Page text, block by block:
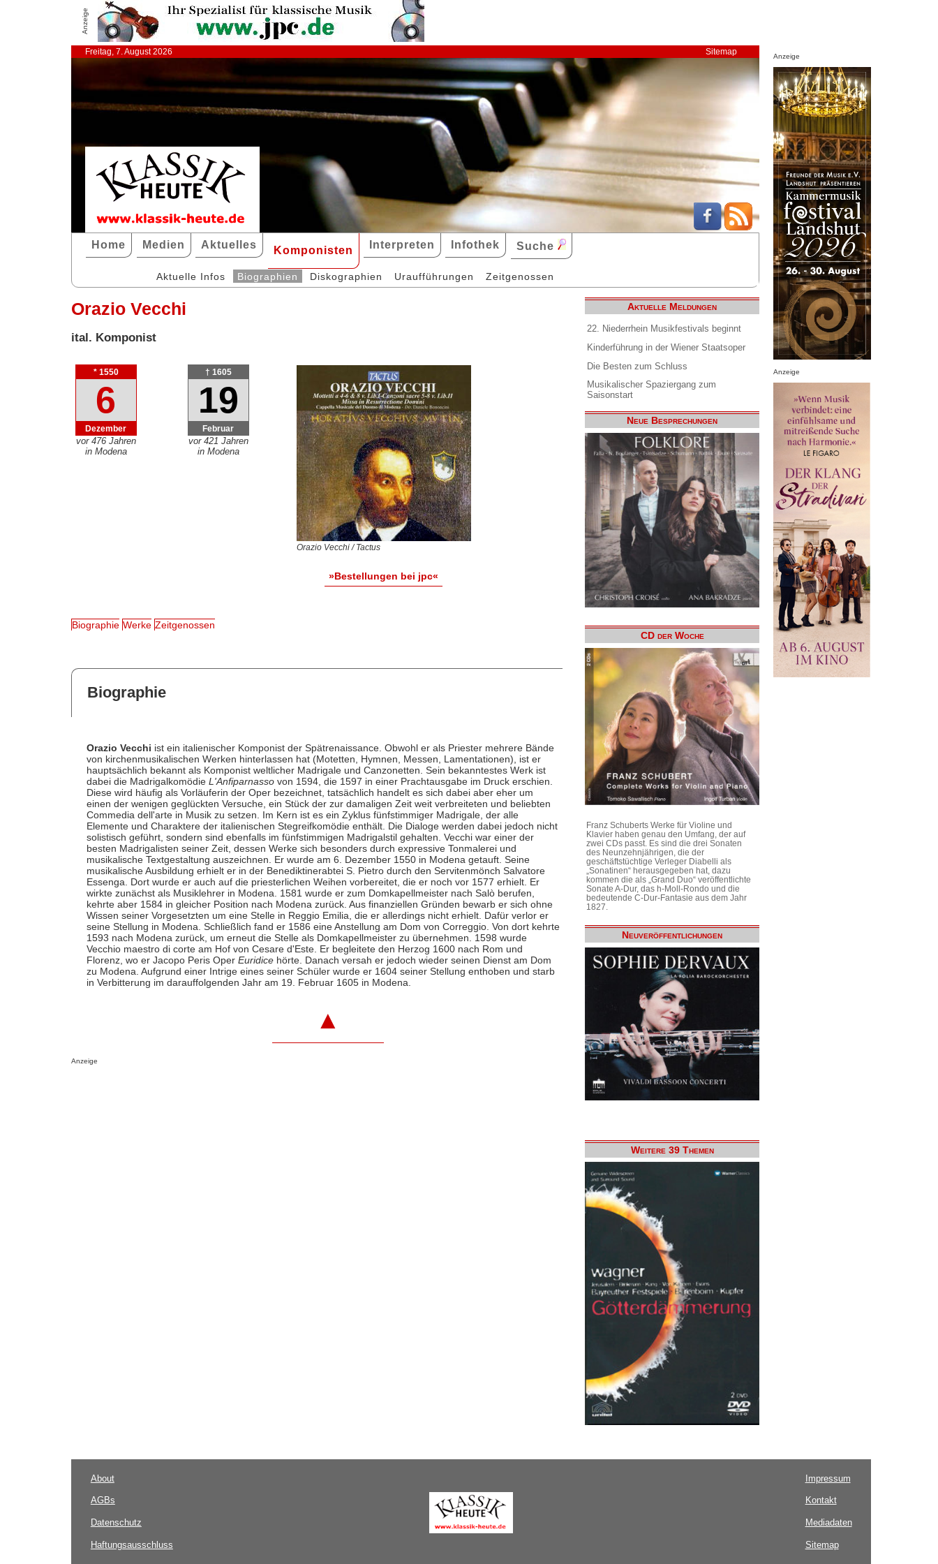
Anzeige
Freitag, 7. August 2026 Sitemap
Home Medien Aktuelles Komponisten Interpreten Infothek Suche
Aktuelle Infos Biographien Diskographien Uraufführungen Zeitgenossen
Orazio Vecchi
ital. Komponist
* 1550
6
Dezember
vor 476 Jahren
in Modena
† 1605
19
Februar
vor 421 Jahren
in Modena
Orazio Vecchi / Tactus
»Bestellungen bei jpc«
Biographie Werke Zeitgenossen
Biographie
Orazio Vecchi ist ein italienischer Komponist der Spätrenaissance. Obwohl er als Priester mehrere Bände
von kirchenmusikalischen Werken hinterlassen hat (Motetten, Hymnen, Messen, Lamentationen), ist er
hauptsächlich bekannt als Komponist weltlicher Madrigale und Canzonetten. Sein bekanntestes Werk ist
dabei die MadrigalkomödieL'Anfiparnassovon 1594, die 1597 in einer Prachtausgabe im Druck erschien.
Diese wird häufig als Vorläuferin der Oper bezeichnet, tatsächlich handelt es sich dabei aber eher um
einen der wenigen geglückten Versuche, ein Stück der zur damaligen Zeit weit verbreiteten und beliebten
Commedia dell'arte in Musik zu setzen. Im Kern ist es ein Zyklus fünfstimmiger Madrigale, der alle
Elemente und Charaktere der italienischen Stegreifkomödie enthält. Die Dialoge werden dabei jedoch nicht
solistisch geführt, sondern sind ebenfalls im fünfstimmigen Madrigalstil gehalten. Vecchi war einer der
besten Madrigalisten seiner Zeit, dessen Werke sich besonders durch expressive Tonmalerei und
musikalische Textgestaltung auszeichnen. Er wurde am 6. Dezember 1550 in Modena getauft. Seine
musikalische Ausbildung erhielt er in der Benediktinerabtei S. Pietro durch den Servitenmönch Salvatore
Essenga. Dort wurde er auch auf die priesterlichen Weihen vorbereitet, die er noch vor 1577 erhielt. Er
wirkte zunächst als Musiklehrer in Modena. 1581 wurde er zum Domkapellmeister nach Salò berufen,
kehrte aber 1584 in gleicher Position nach Modena zurück. Aus finanziellen Gründen bewarb er sich ohne
Wissen seiner Vorgesetzten um eine Stelle in Reggio Emilia, die er allerdings nicht erhielt. Dafür verlor er
seine Stellung in Modena. Schließlich fand er 1586 eine Anstellung am Dom von Correggio. Von dort kehrte
1593 nach Modena zurück, um erneut die Stelle als Domkapellmeister zu übernehmen. 1598 wurde
Vecchio maestro di corte am Hof von Cesare d'Este. Er begleitete den Herzog 1600 nach Rom und
Florenz, wo er Jacopo Peris Oper Euridicehörte. Danach versah er jedoch wieder seinen Dienst am Dom
zu Modena. Aufgrund einer Intrige eines seiner Schüler wurde er 1604 seiner Stellung enthoben und starb
in Verbitterung im darauffolgenden Jahr am 19. Februar 1605 in Modena.
▲
Anzeige
Aktuelle Meldungen
22. Niederrhein Musikfestivals beginnt
Kinderführung in der Wiener Staatsoper
Die Besten zum Schluss
Musikalischer Spaziergang zum
Saisonstart
Neue Besprechungen
CD der Woche
Franz Schuberts Werke für Violine und
Klavier haben genau den Umfang, der auf
zwei CDs passt. Es sind die drei Sonaten
des Neunzehnjährigen, die der
geschäftstüchtige Verleger Diabelli als
„Sonatinen“ herausgegeben hat, dazu
kommen die als „Grand Duo“ veröffentlichte
Sonate A-Dur, das h-Moll-Rondo und die
bedeutende C-Dur-Fantasie aus dem Jahr
1827.
Neuveröffentlichungen
Weitere 39 Themen
Anzeige
Anzeige
About
AGBs
Datenschutz
Haftungsausschluss
Impressum
Kontakt
Mediadaten
Sitemap